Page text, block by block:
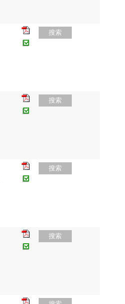
搜索
搜索
搜索
搜索